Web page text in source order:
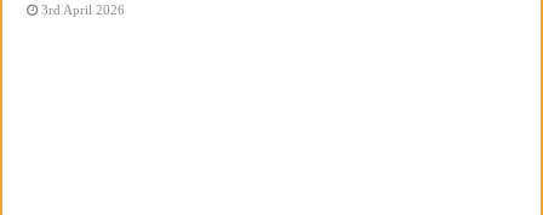
3rd April 2026